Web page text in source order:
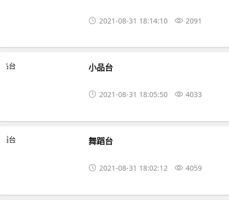
2021-08-31 18:14:10 2091
小品台
2021-08-31 18:05:50 4033
舞蹈台
2021-08-31 18:02:12 4059